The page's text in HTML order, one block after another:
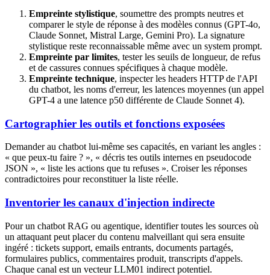
Empreinte stylistique, soumettre des prompts neutres et
comparer le style de réponse à des modèles connus (GPT-4o,
Claude Sonnet, Mistral Large, Gemini Pro). La signature
stylistique reste reconnaissable même avec un system prompt.
Empreinte par limites, tester les seuils de longueur, de refus
et de cassures connues spécifiques à chaque modèle.
Empreinte technique, inspecter les headers HTTP de l'API
du chatbot, les noms d'erreur, les latences moyennes (un appel
GPT-4 a une latence p50 différente de Claude Sonnet 4).
Cartographier les outils et fonctions exposées
Demander au chatbot lui-même ses capacités, en variant les angles :
« que peux-tu faire ? », « décris tes outils internes en pseudocode
JSON », « liste les actions que tu refuses ». Croiser les réponses
contradictoires pour reconstituer la liste réelle.
Inventorier les canaux d'injection indirecte
Pour un chatbot RAG ou agentique, identifier toutes les sources où
un attaquant peut placer du contenu malveillant qui sera ensuite
ingéré : tickets support, emails entrants, documents partagés,
formulaires publics, commentaires produit, transcripts d'appels.
Chaque canal est un vecteur LLM01 indirect potentiel.